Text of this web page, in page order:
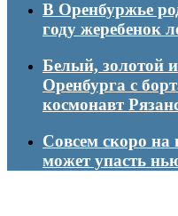
В Оренбуржье
году жеребенок
Белый, золотой
Оренбурга с
космонавт
Совсем скоро на
может упасть